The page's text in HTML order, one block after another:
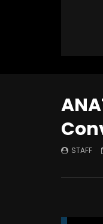
STAFF